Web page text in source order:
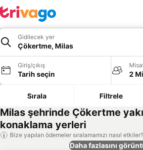
Gidilecek yer
Çökertme, Milas
Giriş/çıkış
Tarih seçin 2
Sırala Filtrele
Milas şehrinde Çökertme
konaklama yerleri
Bize yapılan ödemeler sıralamamızı nasıl etkiler?
Daha fazlasını